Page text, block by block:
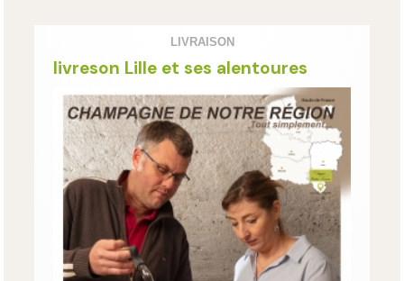
LIVRAISON
livreson Lille et ses alentoures